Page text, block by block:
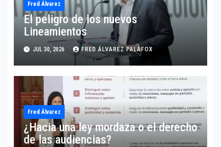
Fred Álvarez
El peligro de los nuevos
Lineamientos
JUL 30, 2026 FRED ÁLVAREZ PALAFOX
Fred Álvarez
¿Hacia una ley mordaza o el derecho
de las audiencias?